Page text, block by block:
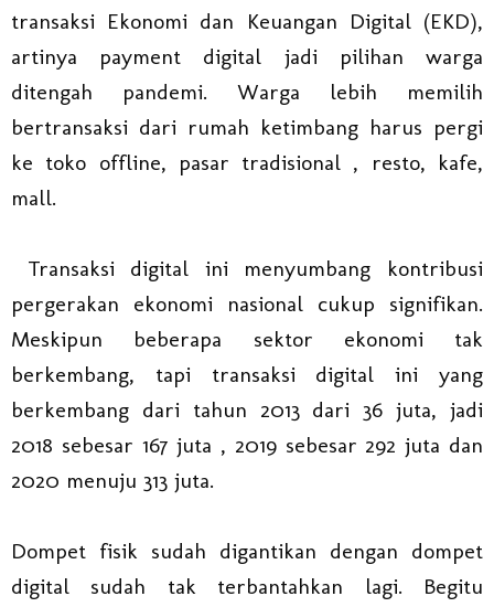
transaksi Ekonomi dan Keuangan Digital (EKD),
artinya payment digital jadi pilihan warga
ditengah pandemi. Warga lebih memilih
bertransaksi dari rumah ketimbang harus pergi
ke toko offline, pasar tradisional , resto, kafe,
mall.
Transaksi digital ini menyumbang kontribusi
pergerakan ekonomi nasional cukup signifikan.
Meskipun beberapa sektor ekonomi tak
berkembang, tapi transaksi digital ini yang
berkembang dari tahun 2013 dari 36 juta, jadi
2018 sebesar 167 juta , 2019 sebesar 292 juta dan
2020 menuju 313 juta.
Dompet fisik sudah digantikan dengan dompet
digital sudah tak terbantahkan lagi. Begitu